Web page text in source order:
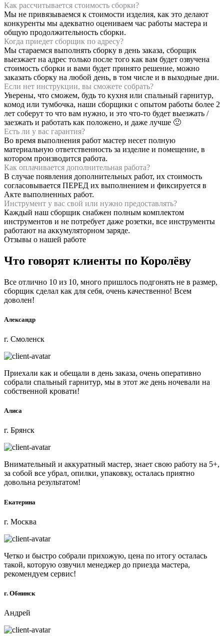
Как рассчитывается стоимость сборки?
Мы не привязываемся к стоимости изделия, как это делают
конкуренты мы адекватно оцениваем час работы мастера и
общую продолжительность сборки.
Когда приедет сборщик по адресу?
Мы стараемся выполнять сборку в день заказа, сборщик
выезжает на адрес только после того как вам будет озвучена
стоимость сборки и вами будет принято решение, можно
заказать сборку на любой день, в том числе и в выходные дни.
Если нет инструкции, вы сможете собрать?
Уверены, что сможем, будь то кухня или спальный гарнитур,
комод или тумбочка, наши сборщики с опытом работы более 2
лет соберут то что вам нужно, и это что-то будет выезжать /
заезжать и работать как положено, и даже лучше 🙂
Есть ли у вас гарантия?
Во время выполнения работ мастер несет полную
материальную ответственность за изделие и помещение, в
котором производится работа.
Как оплачивается дополнительная работа?
В случае появления дополнительных работ, их стоимость
согласовывается ПЕРЕД их выполнением и фиксируется в
Акте выполненных работ.
Инструмент у вас свой или нужно предоставлять?
Каждый наш сборщик снабжен полным комплектом
инструментов и не потребует даже розетки, все инструменты
работают на аккумуляторном заряде.
Отзывы о нашей работе
Что говорят клиенты по Королёву
Все отлично 10 из 10, много пришлось подгонять не в размер,
сборщик сделал как для себя, очень качественно! Всем
доволен!
Александр
г. Смоленск
Приехали как и обещали в день заказа, очень оперативно
собрали спальный гарнитур, мы в этот же день ночевали на
собственной кровати!
Алиса
г. Брянск
Внимательный и аккуратный мастер, знает свою работу на 5+,
за собой все убрал, опилки, упаковку, осталась приятно
довольна результатом!
Екатерина
г. Москва
Четко и быстро собрали прихожую, цена по итогу осталась
такой, которую озвучил менеджер до приезда мастера,
рекомендуем сервис!
г. Обнинск
Андрей